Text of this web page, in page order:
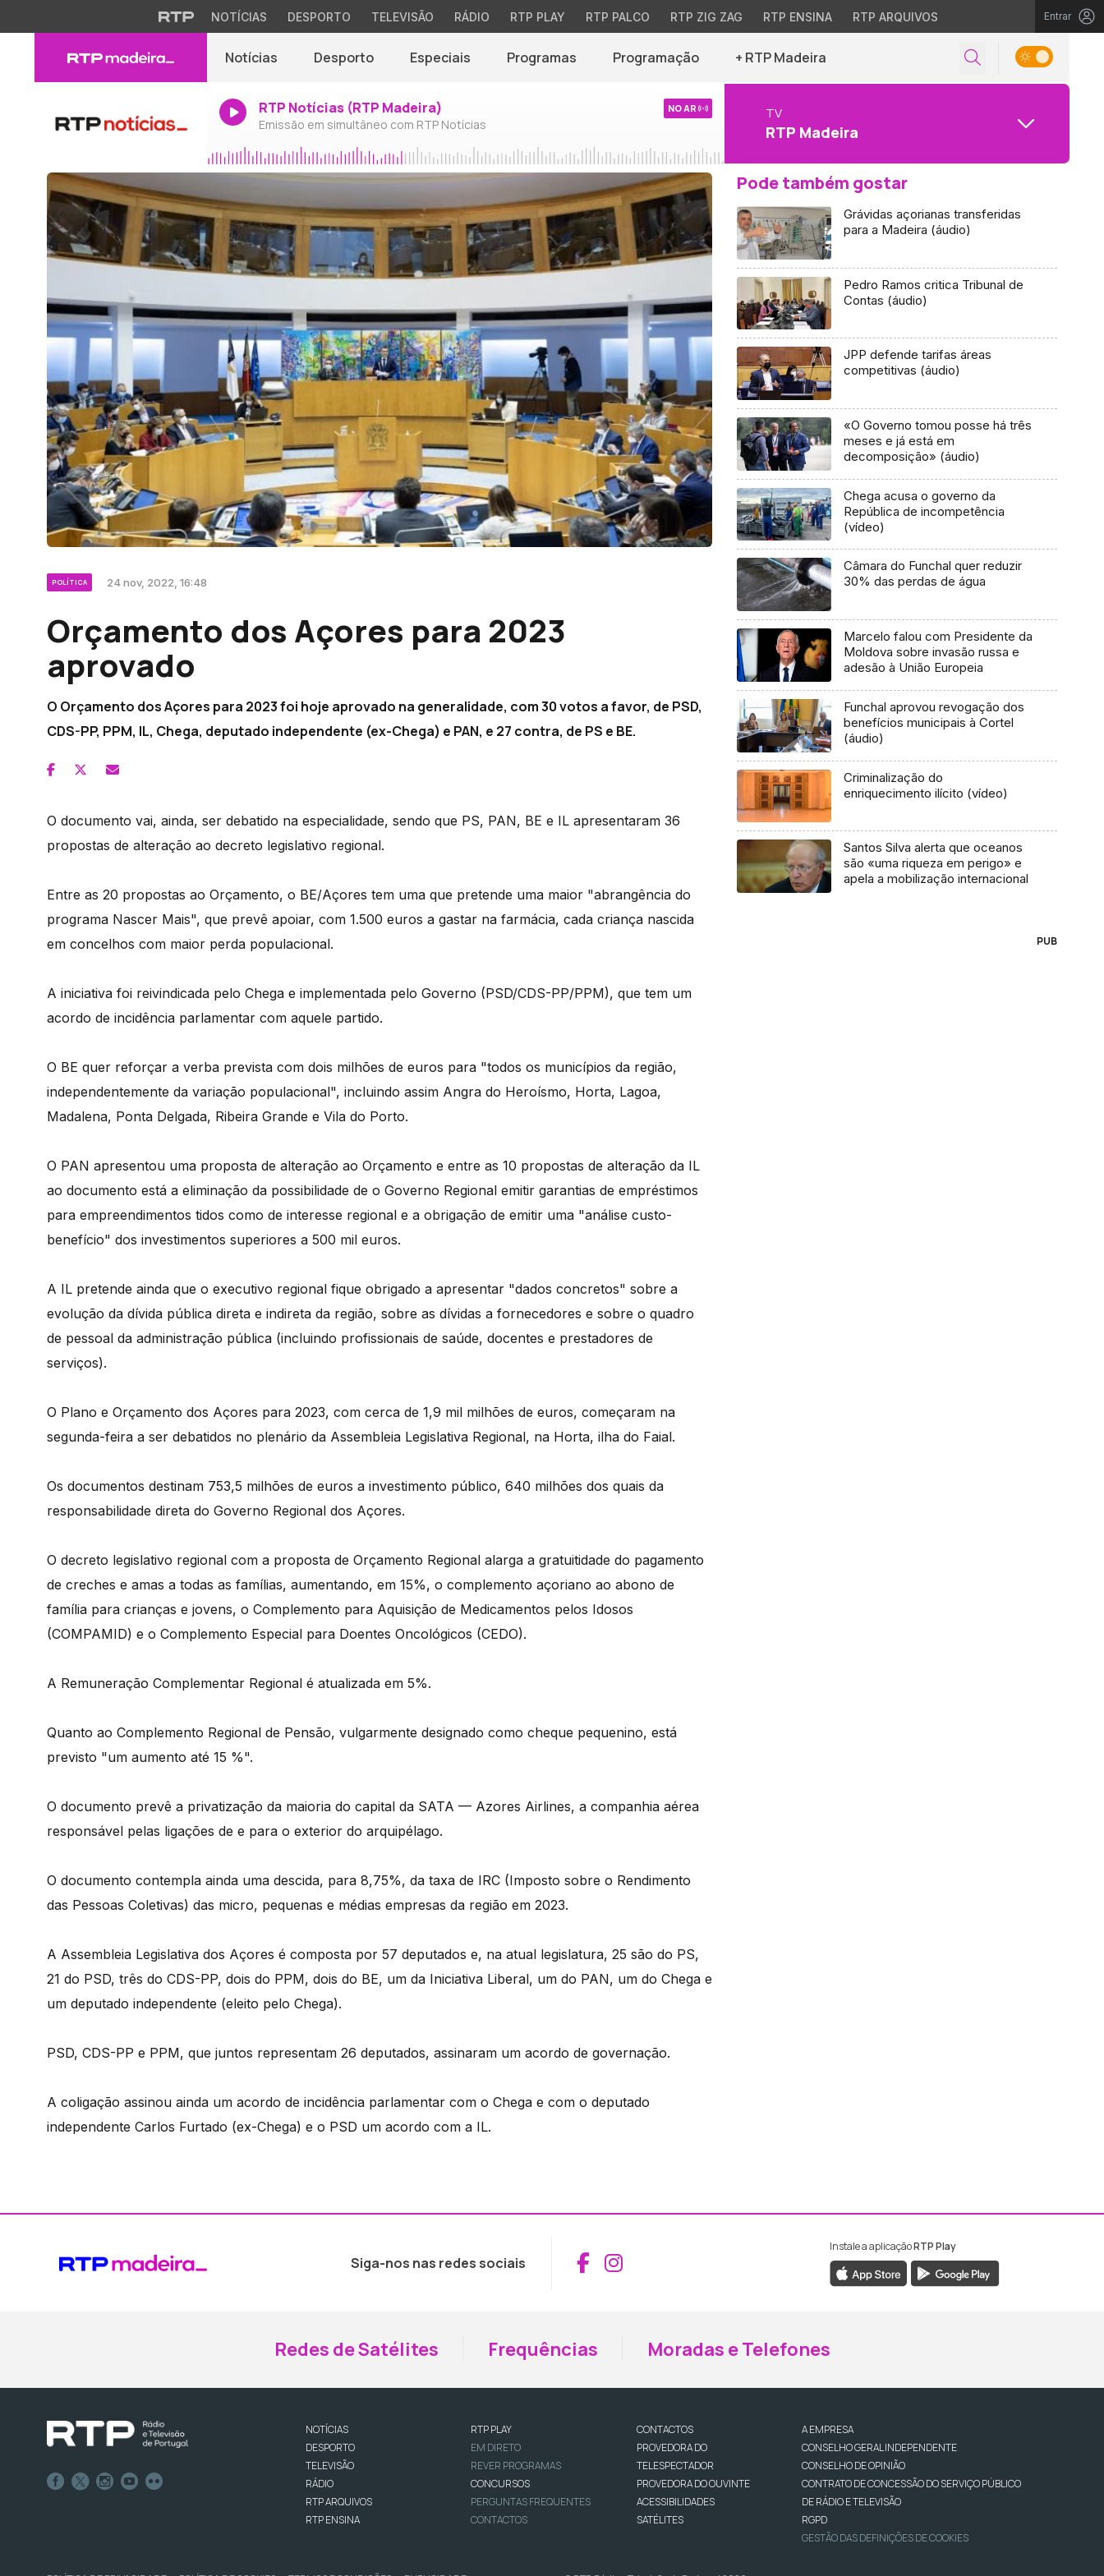
NOTÍCIAS DESPORTO TELEVISÃO RÁDIO RTP PLAY RTP PALCO RTP ZIG ZAG RTP ENSINA RTP ARQUIVOS Entrar
Notícias Desporto Especiais Programas Programação + RTP Madeira
RTP Notícias (RTP Madeira)
Emissão em simultâneo com RTP Notícias
NO AR TV
RTP Madeira
POLÍTICA 24 nov, 2022, 16:48
Orçamento dos Açores para 2023
aprovado
O Orçamento dos Açores para 2023 foi hoje aprovado na generalidade, com 30 votos a favor, de PSD,
CDS-PP, PPM, IL, Chega, deputado independente (ex-Chega) e PAN, e 27 contra, de PS e BE.
O documento vai, ainda, ser debatido na especialidade, sendo que PS, PAN, BE e IL apresentaram 36
propostas de alteração ao decreto legislativo regional.
Entre as 20 propostas ao Orçamento, o BE/Açores tem uma que pretende uma maior "abrangência do
programa Nascer Mais", que prevê apoiar, com 1.500 euros a gastar na farmácia, cada criança nascida
em concelhos com maior perda populacional.
A iniciativa foi reivindicada pelo Chega e implementada pelo Governo (PSD/CDS-PP/PPM), que tem um
acordo de incidência parlamentar com aquele partido.
O BE quer reforçar a verba prevista com dois milhões de euros para "todos os municípios da região,
independentemente da variação populacional", incluindo assim Angra do Heroísmo, Horta, Lagoa,
Madalena, Ponta Delgada, Ribeira Grande e Vila do Porto.
O PAN apresentou uma proposta de alteração ao Orçamento e entre as 10 propostas de alteração da IL
ao documento está a eliminação da possibilidade de o Governo Regional emitir garantias de empréstimos
para empreendimentos tidos como de interesse regional e a obrigação de emitir uma "análise custo-
benefício" dos investimentos superiores a 500 mil euros.
A IL pretende ainda que o executivo regional fique obrigado a apresentar "dados concretos" sobre a
evolução da dívida pública direta e indireta da região, sobre as dívidas a fornecedores e sobre o quadro
de pessoal da administração pública (incluindo profissionais de saúde, docentes e prestadores de
serviços).
O Plano e Orçamento dos Açores para 2023, com cerca de 1,9 mil milhões de euros, começaram na
segunda-feira a ser debatidos no plenário da Assembleia Legislativa Regional, na Horta, ilha do Faial.
Os documentos destinam 753,5 milhões de euros a investimento público, 640 milhões dos quais da
responsabilidade direta do Governo Regional dos Açores.
O decreto legislativo regional com a proposta de Orçamento Regional alarga a gratuitidade do pagamento
de creches e amas a todas as famílias, aumentando, em 15%, o complemento açoriano ao abono de
família para crianças e jovens, o Complemento para Aquisição de Medicamentos pelos Idosos
(COMPAMID) e o Complemento Especial para Doentes Oncológicos (CEDO).
A Remuneração Complementar Regional é atualizada em 5%.
Quanto ao Complemento Regional de Pensão, vulgarmente designado como cheque pequenino, está
previsto "um aumento até 15 %".
O documento prevê a privatização da maioria do capital da SATA — Azores Airlines, a companhia aérea
responsável pelas ligações de e para o exterior do arquipélago.
O documento contempla ainda uma descida, para 8,75%, da taxa de IRC (Imposto sobre o Rendimento
das Pessoas Coletivas) das micro, pequenas e médias empresas da região em 2023.
A Assembleia Legislativa dos Açores é composta por 57 deputados e, na atual legislatura, 25 são do PS,
21 do PSD, três do CDS-PP, dois do PPM, dois do BE, um da Iniciativa Liberal, um do PAN, um do Chega e
um deputado independente (eleito pelo Chega).
PSD, CDS-PP e PPM, que juntos representam 26 deputados, assinaram um acordo de governação.
A coligação assinou ainda um acordo de incidência parlamentar com o Chega e com o deputado
independente Carlos Furtado (ex-Chega) e o PSD um acordo com a IL.
Pode também gostar
Grávidas açorianas transferidas
para a Madeira (áudio)
Pedro Ramos critica Tribunal de
Contas (áudio)
JPP defende tarifas áreas
competitivas (áudio)
«O Governo tomou posse há três
meses e já está em
decomposição» (áudio)
Chega acusa o governo da
República de incompetência
(vídeo)
Câmara do Funchal quer reduzir
30% das perdas de água
Marcelo falou com Presidente da
Moldova sobre invasão russa e
adesão à União Europeia
Funchal aprovou revogação dos
benefícios municipais à Cortel
(áudio)
Criminalização do
enriquecimento ilícito (vídeo)
Santos Silva alerta que oceanos
são «uma riqueza em perigo» e
apela a mobilização internacional
PUB
Siga-nos nas redes sociais Aceder ao Facebook da RTP Madeira
Aceder ao Instagram da RTP Madeira
Instale a aplicaçãoRTP Play
Redes de Satélites Frequências Moradas e Telefones
NOTÍCIAS
DESPORTO
TELEVISÃO
RÁDIO
RTP ARQUIVOS
RTP ENSINA
RTP PLAY
EM DIRETO
REVER PROGRAMAS
CONCURSOS
PERGUNTAS FREQUENTES
CONTACTOS
CONTACTOS
PROVEDORA DO
TELESPECTADOR
PROVEDORA DO OUVINTE
ACESSIBILIDADES
SATÉLITES
A EMPRESA
CONSELHO GERAL INDEPENDENTE
CONSELHO DE OPINIÃO
CONTRATO DE CONCESSÃO DO SERVIÇO PÚBLICO
DE RÁDIO E TELEVISÃO
RGPD
GESTÃO DAS DEFINIÇÕES DE COOKIES